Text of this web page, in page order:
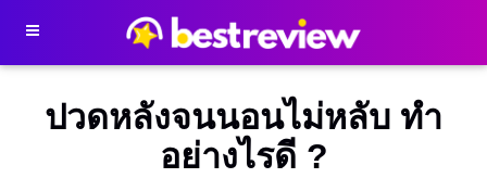
ปวดหลังจนนอนไม่หลับ ทำ
อย่างไรดี ?